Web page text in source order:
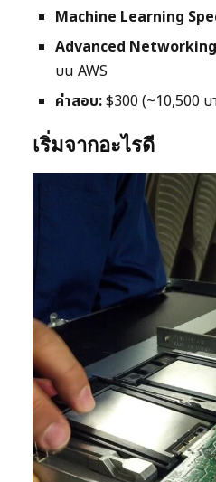
Machine Learning
Advanced
บน AWS
ค่าสอบ:$300 (~10,500
เริ่มจากอะไรดี